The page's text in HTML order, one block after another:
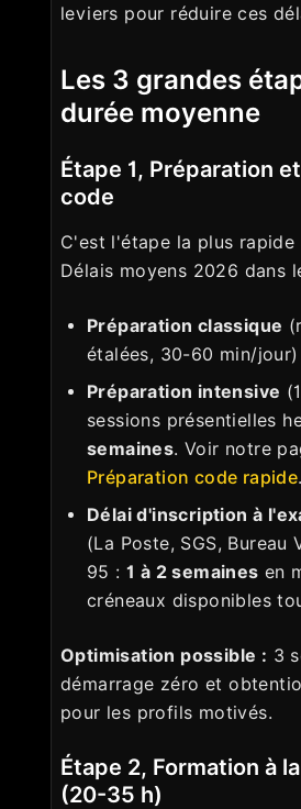
leviers pour réduire ces
Les 3 grandes
durée moyenne
Étape 1, Préparation
code
C'est l'étape la plus rapide
Délais moyens 2026 dans
Préparation classique
étalées, 30-60 min/
Préparation intensive
sessions présentielles
semaines. Voir notre
Préparation code rapide.
Délai d'inscription à
(La Poste, SGS, Bureau
95 : 1 à 2 semaines en
créneaux disponibles
Optimisation possible : 3
démarrage zéro et
pour les profils motivés.
Étape 2, Formation à
(20-35 h)